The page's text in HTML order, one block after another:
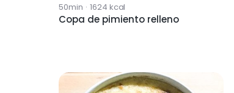
50min · 1624 kcal
Copa de pimiento relleno